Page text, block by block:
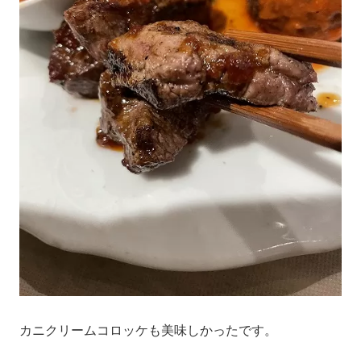
カニクリームコロッケも美味しかったです。